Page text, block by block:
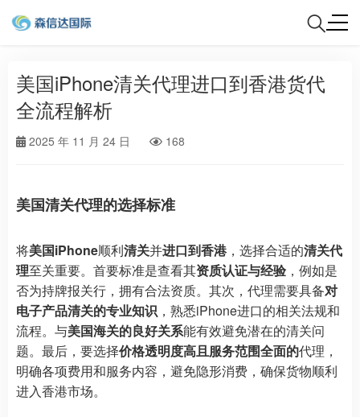
美国iPhone清关代理进口到香港货代
全流程解析
2025 年 11 月 24 日 168
美国清关代理的选择标准
将美国iPhone顺利清关并进口到香港，选择合适的清关代
理至关重要。首要标准是查看其资质认证与经验 ，例如是
否为持牌报关行，拥有合法资质。其次，代理需要具备对
电子产品清关的专业知识 ，熟悉iPhone进口的相关法规和
流程。与美国海关的良好关系能有效避免潜在的清关问
题。最后，要选择价格透明度高且服务范围全面的代理，
明确各项费用和服务内容，避免隐形消费，确保货物顺利
进入香港市场。